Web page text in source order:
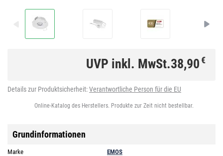
UVP inkl. MwSt.38,90€
Details zur Produktsicherheit:Verantwortliche Person für die EU
Online-Katalog des Herstellers. Produkte zur Zeit nicht bestellbar.
Grundinformationen
Marke
EMOS